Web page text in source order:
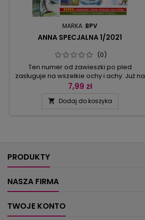
MARKA: BPV
ANNA SPECJALNA 1/2021
(0)
Ten numer od zawieszki po pled
zasługuje na wszelkie ochy i achy. Już na
pierwszej rozkładówce zobaczysz
zajączki i kwiatki – wystarczy tylko chwila,
7,99 zł
 Dodaj do koszyka
PRODUKTY
NASZA FIRMA
TWOJE KONTO